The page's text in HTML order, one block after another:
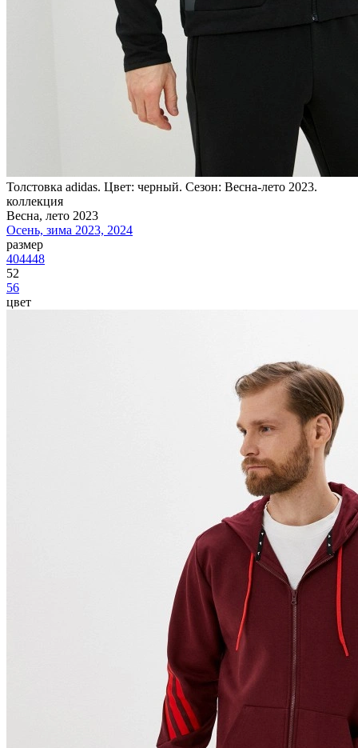
Толстовка adidas. Цвет: черный. Сезон: Весна-лето 2023.
коллекция
Весна, лето 2023
Осень, зима 2023, 2024
размер
404448
52
56
цвет